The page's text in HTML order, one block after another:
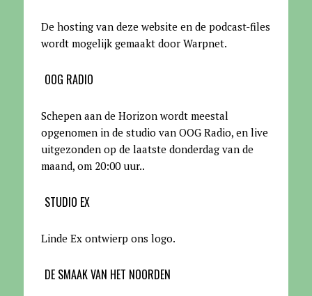
De hosting van deze website en de podcast-files
wordt mogelijk gemaakt door Warpnet.
OOG RADIO
Schepen aan de Horizon wordt meestal
opgenomen in de studio van OOG Radio, en live
uitgezonden op de laatste donderdag van de
maand, om 20:00 uur..
STUDIO EX
Linde Ex ontwierp ons logo.
DE SMAAK VAN HET NOORDEN